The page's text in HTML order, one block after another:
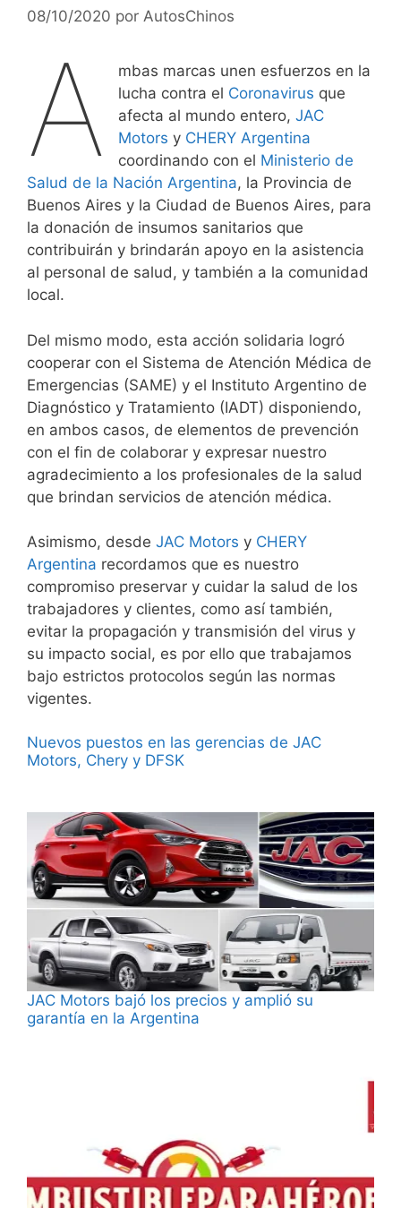
08/10/2020 por AutosChinos
A
mbas marcas unen esfuerzos en la
lucha contra el Coronavirus que
afecta al mundo entero,JAC
Motors y CHERY Argentina
coordinando con el Ministerio de
Salud de la Nación Argentina, la Provincia de
Buenos Aires y la Ciudad de Buenos Aires, para
la donación de insumos sanitarios que
contribuirán y brindarán apoyo en la asistencia
al personal de salud, y también a la comunidad
local.
Del mismo modo, esta acción solidaria logró
cooperar con el Sistema de Atención Médica de
Emergencias (SAME) y el Instituto Argentino de
Diagnóstico y Tratamiento (IADT) disponiendo,
en ambos casos, de elementos de prevención
con el fin de colaborar y expresar nuestro
agradecimiento a los profesionales de la salud
que brindan servicios de atención médica.
Asimismo, desde JAC Motors y CHERY
Argentina recordamos que es nuestro
compromiso preservar y cuidar la salud de los
trabajadores y clientes, como así también,
evitar la propagación y transmisión del virus y
su impacto social, es por ello que trabajamos
bajo estrictos protocolos según las normas
vigentes.
Nuevos puestos en las gerencias de JAC
Motors, Chery y DFSK
JAC Motors bajó los precios y amplió su
garantía en la Argentina